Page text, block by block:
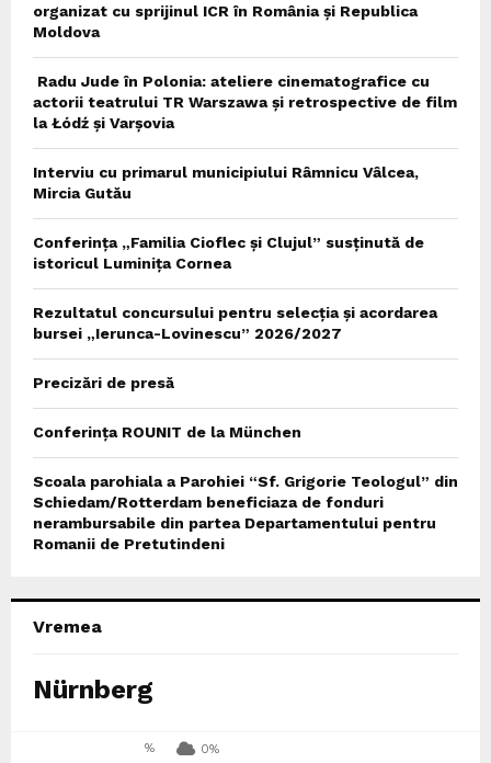
organizat cu sprijinul ICR în România și Republica
Moldova
Radu Jude în Polonia: ateliere cinematografice cu
actorii teatrului TR Warszawa și retrospective de film
la Łódź și Varșovia
Interviu cu primarul municipiului Râmnicu Vâlcea,
Mircia Gutău
Conferința „Familia Cioflec și Clujul” susținută de
istoricul Luminița Cornea
Rezultatul concursului pentru selecția și acordarea
bursei „Ierunca-Lovinescu” 2026/2027
Precizări de presă
Conferința ROUNIT de la München
Scoala parohiala a Parohiei “Sf. Grigorie Teologul” din
Schiedam/Rotterdam beneficiaza de fonduri
nerambursabile din partea Departamentului pentru
Romanii de Pretutindeni
Vremea
Nürnberg
% 0%